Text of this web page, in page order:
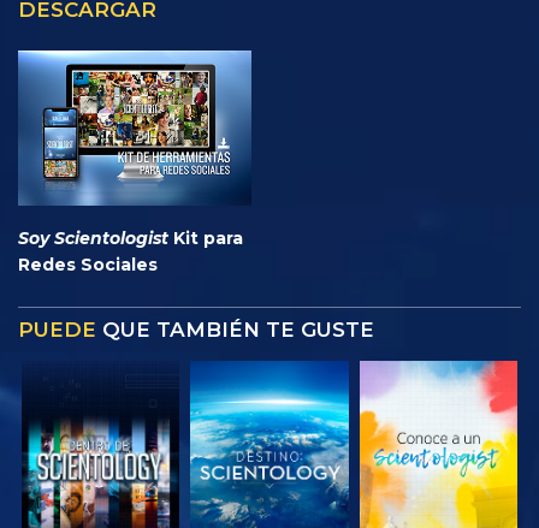
DESCARGAR
Soy Scientologist Kit para
Redes Sociales
PUEDE QUE TAMBIÉN TE GUSTE